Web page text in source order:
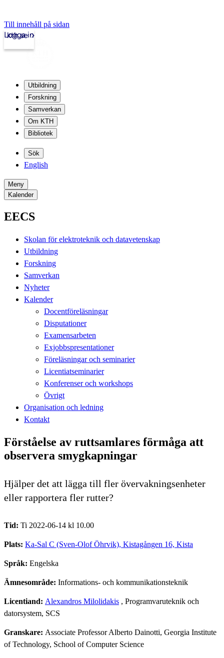
Till innehåll på sidan
kth.se
Logga in
Utbildning
Forskning
Samverkan
Om KTH
Bibliotek
Sök
English
Meny
Kalender
EECS
Skolan för elektroteknik och datavetenskap
Utbildning
Forskning
Samverkan
Nyheter
Kalender
Docentföreläsningar
Disputationer
Examensarbeten
Exjobbspresentationer
Föreläsningar och seminarier
Licentiatseminarier
Konferenser och workshops
Övrigt
Organisation och ledning
Kontakt
Förståelse av ruttsamlares förmåga att
observera smygkapningar
Hjälper det att lägga till fler övervakningsenheter
eller rapportera fler rutter?
Tid: Ti 2022-06-14 kl 10.00
Plats: Ka-Sal C (Sven-Olof Öhrvik), Kistagången 16, Kista
Språk: Engelska
Ämnesområde: Informations- och kommunikationsteknik
Licentiand: Alexandros Milolidakis , Programvaruteknik och
datorsystem, SCS
Granskare: Associate Professor Alberto Dainotti, Georgia Institute
of Technology, School of Computer Science